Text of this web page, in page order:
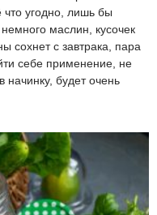
что угодно, лишь бы
маслин, кусочек
сохнет с завтрака, пара
себе применение, не
начинку, будет очень